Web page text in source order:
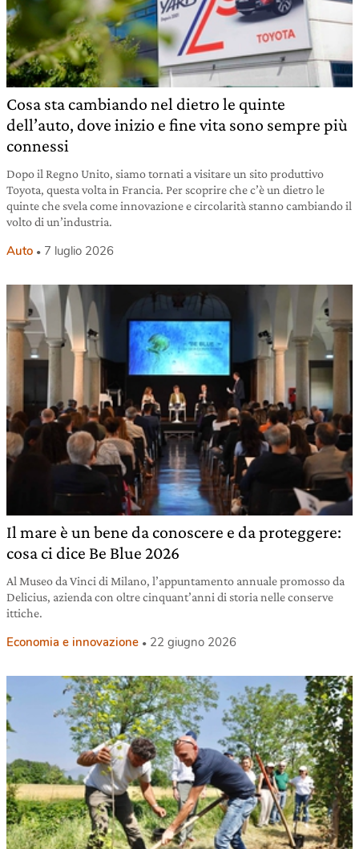
Cosa sta cambiando nel dietro le quinte
dell’auto, dove inizio e fine vita sono sempre più
connessi
Dopo il Regno Unito, siamo tornati a visitare un sito produttivo
Toyota, questa volta in Francia. Per scoprire che c’è un dietro le
quinte che svela come innovazione e circolarità stanno cambiando il
volto di un’industria.
Auto 7 luglio 2026
Il mare è un bene da conoscere e da proteggere:
cosa ci dice Be Blue 2026
Al Museo da Vinci di Milano, l’appuntamento annuale promosso da
Delicius, azienda con oltre cinquant’anni di storia nelle conserve
ittiche.
Economia e innovazione 22 giugno 2026